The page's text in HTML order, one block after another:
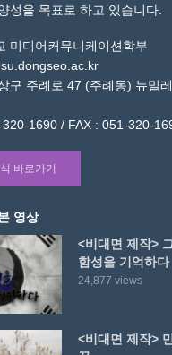
성을 목표로 하고 있습니다.
미디어커뮤니케이션학부
구 주례로 47 (주례동) 뉴밀
1690 / FAX : 051-320-
바로가기
영상
<비대면 제작>
함성을 기억하다
24,877 views
<비대면 제작>